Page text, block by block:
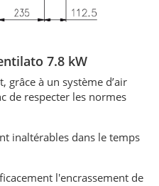
7.8 kW
grâce à un système d’air
de respecter les normes
inaltérables dans le temps
l'encrassement de